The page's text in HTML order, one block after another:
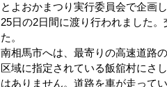
とよおかまつり実行委員会で企画
25日の2日間に渡り行われました
た。
南相馬市へは、最寄りの高速道路
区域に指定されている飯舘村にさ
はありません。道路を車が走って